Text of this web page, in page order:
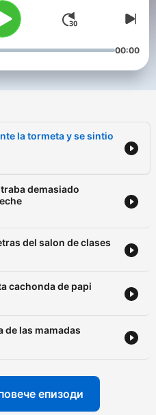
este podcast:
relatos-eroticos-mx-
00:00
la tormeta y se sintio
demasiado
del salon de clases
cachonda de papi
de las mamadas
епизоди